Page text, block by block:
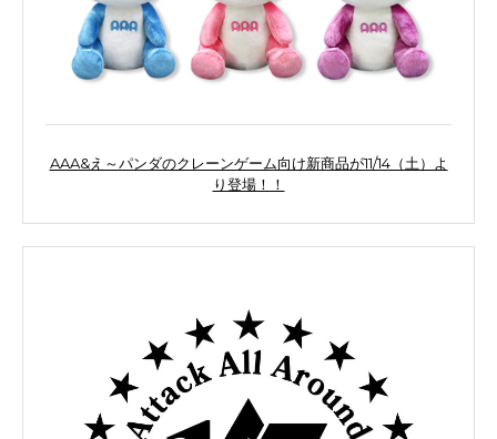
AAA&え～パンダのクレーンゲーム向け新商品が11/14（土）よ
り登場！！